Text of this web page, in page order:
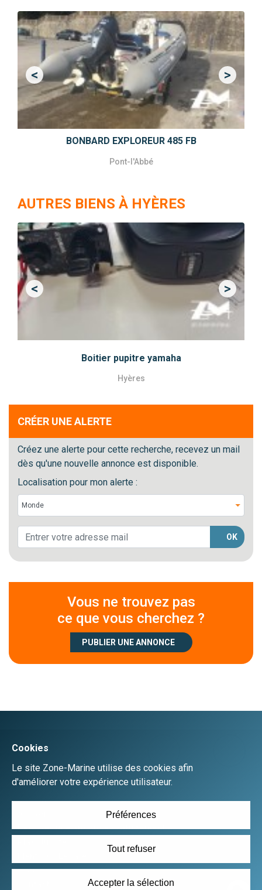
BONBARD EXPLOREUR 485 FB
Pont-l'Abbé
<Previous >Next
AUTRES BIENS À HYÈRES
Boitier pupitre yamaha
Hyères
<Previous >Next
CRÉER UNE ALERTE
Créez une alerte pour cette recherche, recevez un mail
dès qu'une nouvelle annonce est disponible.
Localisation pour mon alerte :
OK
Vous ne trouvez pas
ce que vous cherchez ?
PUBLIER UNE ANNONCE
Créer un compte
Se connecter
Déposer une annonce gratuitement
CGU